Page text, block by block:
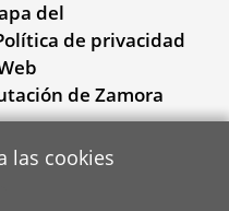
del
de privacidad
de Zamora
las cookies